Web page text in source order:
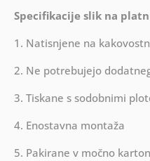
Specifikacije slik na
1. Natisnjene na
2. Ne potrebujejo
3. Tiskane s sodobnimi
4. Enostavna montaža
5. Pakirane v močno